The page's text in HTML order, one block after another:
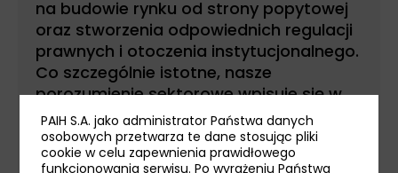
na budowie rynku od strony popytowej
oraz stworzenia odpowiednich regulacji
prawnych i otoczenia instytucjonalnego.
Co szczególnie istotne, nasze
porozumienie sektorowe wpisuje się w
politykę Unii Europejskiej w obszarze
gospodarki wodorowej - powiedział
rzecznik rządu ds. OZE Ireneusz Zyska.
PAIH S.A. jako administrator Państwa danych
osobowych przetwarza te dane stosując pliki
cookie w celu zapewnienia prawidłowego
funkcjonowania serwisu. Po wyrażeniu Państwa